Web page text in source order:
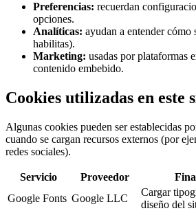
Preferencias: recuerdan
opciones.
Analíticas: ayudan a entender cómo
habilitas).
Marketing: usadas por plataformas
contenido embebido.
Cookies utilizadas en este
Algunas cookies pueden ser establecidas
cuando se cargan recursos externos (por
redes sociales).
Servicio Proveedor
Google Fonts Google LLC
Cargar
diseño del